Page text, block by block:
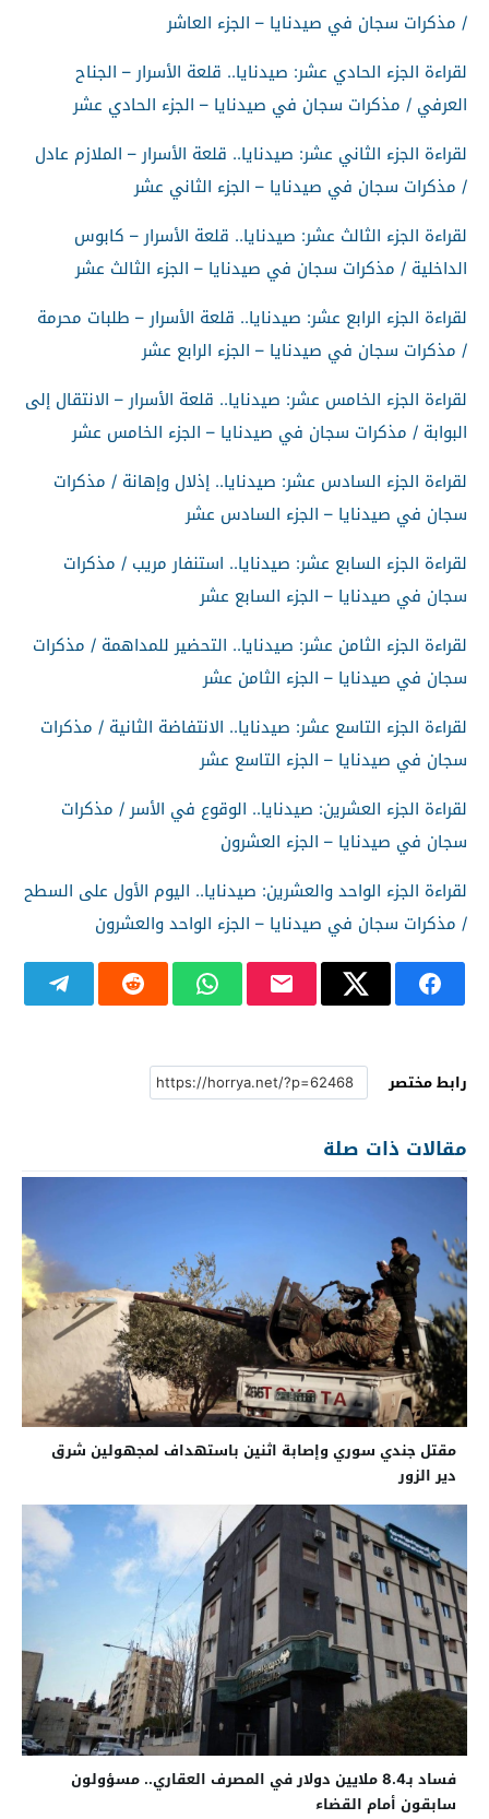
/ مذكرات سجان في صيدنايا – الجزء العاشر
لقراءة الجزء الحادي عشر: صيدنايا.. قلعة الأسرار – الجناح
العرفي / مذكرات سجان في صيدنايا – الجزء الحادي عشر
لقراءة الجزء الثاني عشر: صيدنايا.. قلعة الأسرار – الملازم عادل
/ مذكرات سجان في صيدنايا – الجزء الثاني عشر
لقراءة الجزء الثالث عشر: صيدنايا.. قلعة الأسرار – كابوس
الداخلية / مذكرات سجان في صيدنايا – الجزء الثالث عشر
لقراءة الجزء الرابع عشر: صيدنايا.. قلعة الأسرار – طلبات محرمة
/ مذكرات سجان في صيدنايا – الجزء الرابع عشر
لقراءة الجزء الخامس عشر: صيدنايا.. قلعة الأسرار – الانتقال إلى
البوابة / مذكرات سجان في صيدنايا – الجزء الخامس عشر
لقراءة الجزء السادس عشر: صيدنايا.. إذلال وإهانة / مذكرات
سجان في صيدنايا – الجزء السادس عشر
لقراءة الجزء السابع عشر: صيدنايا.. استنفار مريب / مذكرات
سجان في صيدنايا – الجزء السابع عشر
لقراءة الجزء الثامن عشر: صيدنايا.. التحضير للمداهمة / مذكرات
سجان في صيدنايا – الجزء الثامن عشر
لقراءة الجزء التاسع عشر: صيدنايا.. الانتفاضة الثانية / مذكرات
سجان في صيدنايا – الجزء التاسع عشر
لقراءة الجزء العشرين: صيدنايا.. الوقوع في الأسر / مذكرات
سجان في صيدنايا – الجزء العشرون
لقراءة الجزء الواحد والعشرين: صيدنايا.. اليوم الأول على السطح
/ مذكرات سجان في صيدنايا – الجزء الواحد والعشرون
رابط مختصر
مقالات ذات صلة
مقتل جندي سوري وإصابة اثنين باستهداف لمجهولين شرق
دير الزور
فساد بـ8.4 ملايين دولار في المصرف العقاري.. مسؤولون
سابقون أمام القضاء